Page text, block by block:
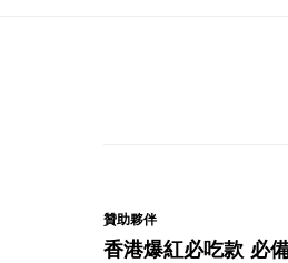
贊助夥伴
香港爆紅必吃款 必